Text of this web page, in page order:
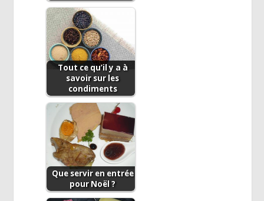
Tout ce qu’il y a à
savoir sur les
condiments
Que servir en entrée
pour Noël ?